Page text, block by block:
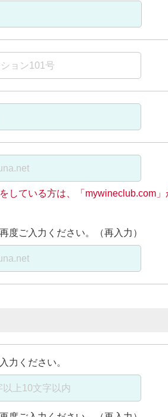
している方は、「mywineclub.com
度ご入力ください。（再入力）
力ください。